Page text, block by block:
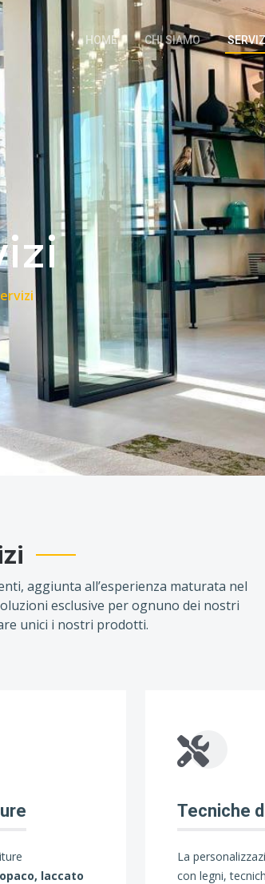
HOME CHI SIAMO SERVIZI
aggiunta all’esperienza maturata nel
esclusive per ognuno dei nostri
unici i nostri prodotti.
laccato
Tecniche
La
con legni,